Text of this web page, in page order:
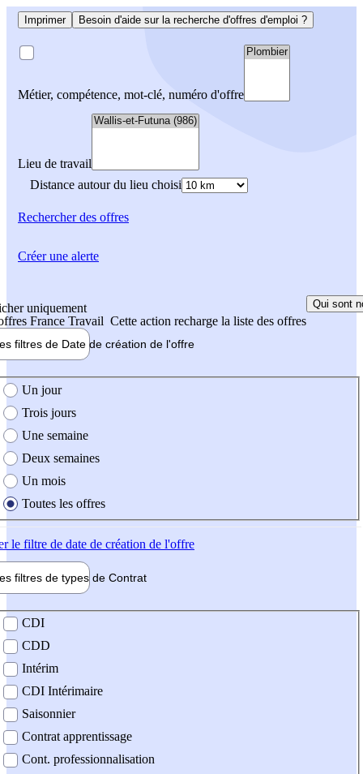
Imprimer Besoin d'aide sur la recherche d'offres d'emploi ?
Métier, compétence, mot-clé, numéro d'offre
Lieu de travail
Distance autour du lieu choisi
Rechercherdes offres
uniquement
France Travail Cette action recharge la liste des offres
Qui sont
filtres de Date de création de l'offre
création de l'offre
Un jour
Trois jours
Une semaine
Deux semaines
Un mois
Toutes les offres
le filtre de date de création de l'offre
filtres de types de Contrat
contrat
CDI
CDD
Intérim
CDI Intérimaire
Saisonnier
Contrat apprentissage
Cont. professionnalisation
Créer une alerte